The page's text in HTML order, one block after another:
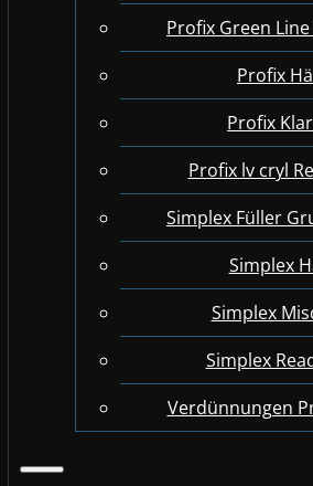
Profix Green
Profix
Profix
Profix lv cryl
Simplex Füller
Simplex
Simplex
Simplex
Verdünnungen